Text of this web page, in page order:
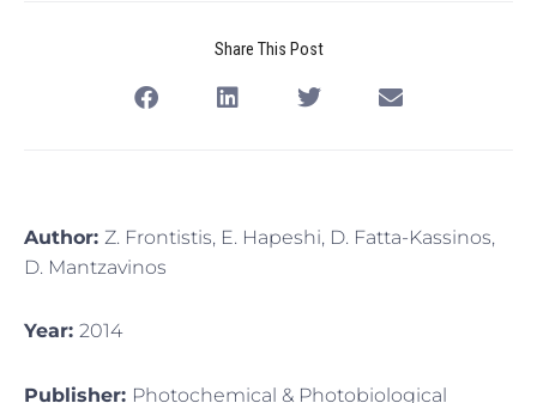
Share This Post
Author: Z. Frontistis, E. Hapeshi, D. Fatta-Kassinos,
D. Mantzavinos
Year: 2014
Publisher: Photochemical & Photobiological